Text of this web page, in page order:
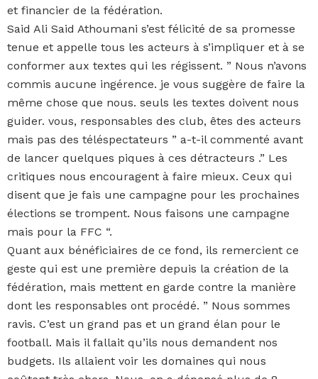
et financier de la fédération.
Said Ali Said Athoumani s’est félicité de sa promesse
tenue et appelle tous les acteurs à s’impliquer et à se
conformer aux textes qui les régissent. ” Nous n’avons
commis aucune ingérence. je vous suggère de faire la
même chose que nous. seuls les textes doivent nous
guider. vous, responsables des club, êtes des acteurs
mais pas des téléspectateurs ” a-t-il commenté avant
de lancer quelques piques à ces détracteurs .” Les
critiques nous encouragent à faire mieux. Ceux qui
disent que je fais une campagne pour les prochaines
élections se trompent. Nous faisons une campagne
mais pour la FFC “.
Quant aux bénéficiaires de ce fond, ils remercient ce
geste qui est une première depuis la création de la
fédération, mais mettent en garde contre la manière
dont les responsables ont procédé. ” Nous sommes
ravis. C’est un grand pas et un grand élan pour le
football. Mais il fallait qu’ils nous demandent nos
budgets. Ils allaient voir les domaines qui nous